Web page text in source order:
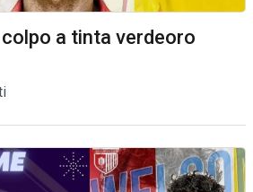
a tinta verdeoro